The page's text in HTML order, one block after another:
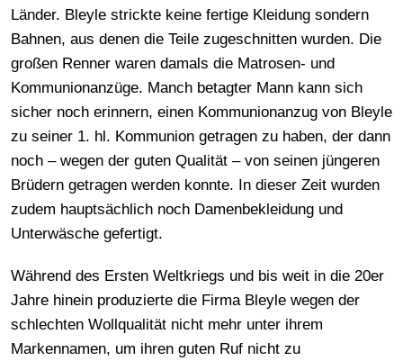
Länder. Bleyle strickte keine fertige Kleidung sondern
Bahnen, aus denen die Teile zugeschnitten wurden. Die
großen Renner waren damals die Matrosen- und
Kommunionanzüge. Manch betagter Mann kann sich
sicher noch erinnern, einen Kommunionanzug von Bleyle
zu seiner 1. hl. Kommunion getragen zu haben, der dann
noch – wegen der guten Qualität – von seinen jüngeren
Brüdern getragen werden konnte. In dieser Zeit wurden
zudem hauptsächlich noch Damenbekleidung und
Unterwäsche gefertigt.
Während des Ersten Weltkriegs und bis weit in die 20er
Jahre hinein produzierte die Firma Bleyle wegen der
schlechten Wollqualität nicht mehr unter ihrem
Markennamen, um ihren guten Ruf nicht zu